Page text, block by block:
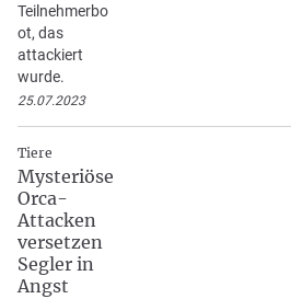
Teilnehmerbo
ot, das
attackiert
wurde.
25.07.2023
Tiere
Mysteriöse
Orca-
Attacken
versetzen
Segler in
Angst